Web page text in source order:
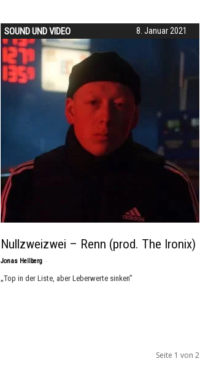
8. Januar 2021
SOUND UND VIDEO
Nullzweizwei – Renn (prod. The Ironix)
Jonas Hellberg -
„Top in der Liste, aber Leberwerte sinken”
Seite 1 von 2